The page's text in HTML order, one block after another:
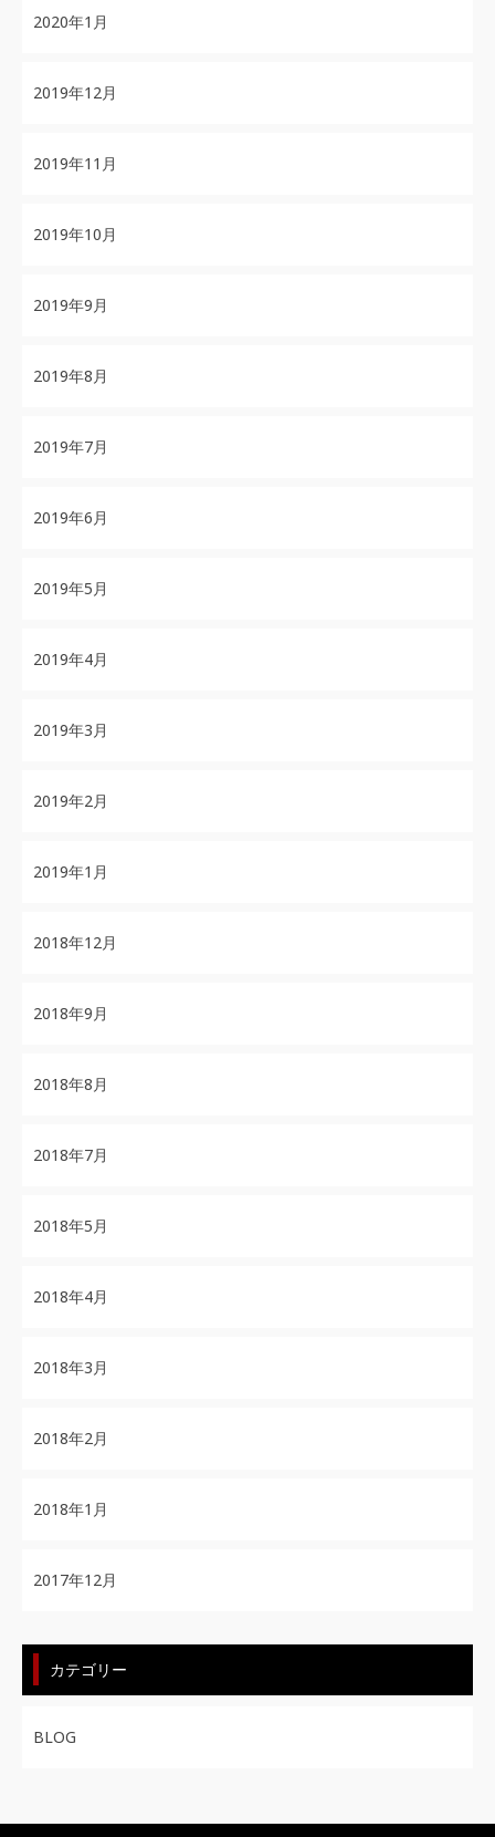
2020年1月
2019年12月
2019年11月
2019年10月
2019年9月
2019年8月
2019年7月
2019年6月
2019年5月
2019年4月
2019年3月
2019年2月
2019年1月
2018年12月
2018年9月
2018年8月
2018年7月
2018年5月
2018年4月
2018年3月
2018年2月
2018年1月
2017年12月
カテゴリー
BLOG